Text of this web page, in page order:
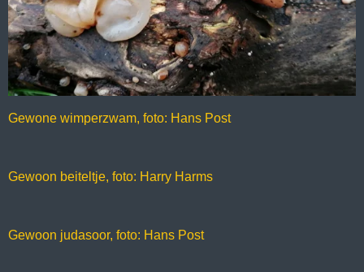
Gewone wimperzwam, foto: Hans Post
Gewoon beiteltje, foto: Harry Harms
Gewoon judasoor, foto: Hans Post